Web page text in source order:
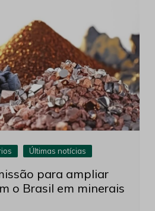
Últimas notícias
para ampliar
o Brasil em minerais